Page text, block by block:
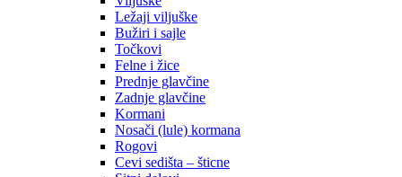
Ležaji viljuške
Bužiri i sajle
Točkovi
Felne i žice
Prednje glavčine
Zadnje glavčine
Kormani
Nosači (lule) kormana
Rogovi
Cevi sedišta – šticne